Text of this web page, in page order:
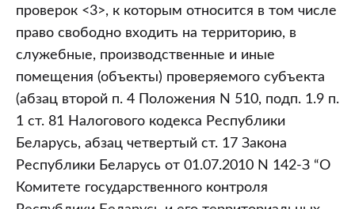
проверок <3>, к которым относится в том числе
право свободно входить на территорию, в
служебные, производственные и иные
помещения (объекты) проверяемого субъекта
(абзац второй п. 4 Положения N 510, подп. 1.9 п.
1 ст. 81 Налогового кодекса Республики
Беларусь, абзац четвертый ст. 17 Закона
Республики Беларусь от 01.07.2010 N 142-З “О
Комитете государственного контроля